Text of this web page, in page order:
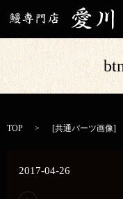
TOP [共通パーツ画像]
2017-04-26